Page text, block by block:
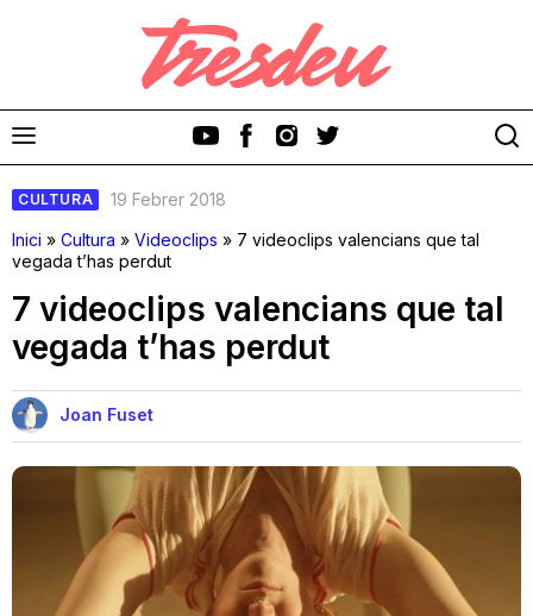
Discos
Videoclips
Cinema i Televisió
Festivals
Teatre
CULTURA
19 Febrer 2018
Inici » Cultura » Videoclips » 7 videoclips valencians que tal
vegada t’has perdut
7 videoclips valencians que tal
vegada t’has perdut
Joan Fuset